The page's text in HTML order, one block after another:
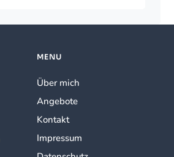
MENU
Über mich
Angebote
Kontakt
Impressum